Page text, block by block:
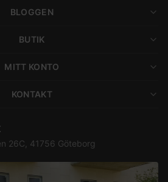
BLOGGEN
BUTIK
MITT KONTO
KONTAKT
26C, 41756 Göteborg